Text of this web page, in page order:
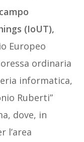
(IoUT),
Europeo
ordinaria
informatica,
Ruberti”
dove, in
l’area